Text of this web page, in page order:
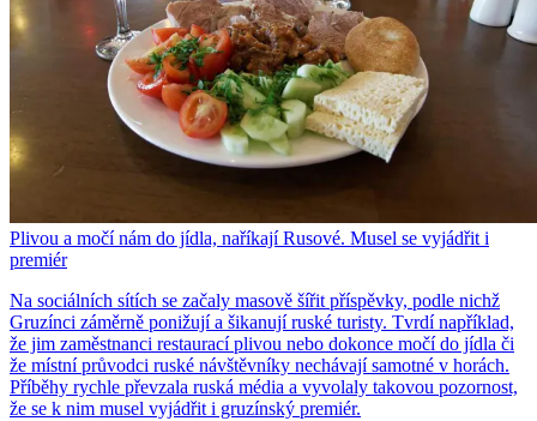
Plivou a močí nám do jídla, naříkají Rusové. Musel se vyjádřit i
premiér
Na sociálních sítích se začaly masově šířit příspěvky, podle nichž
Gruzínci záměrně ponižují a šikanují ruské turisty. Tvrdí například,
že jim zaměstnanci restaurací plivou nebo dokonce močí do jídla či
že místní průvodci ruské návštěvníky nechávají samotné v horách.
Příběhy rychle převzala ruská média a vyvolaly takovou pozornost,
že se k nim musel vyjádřit i gruzínský premiér.